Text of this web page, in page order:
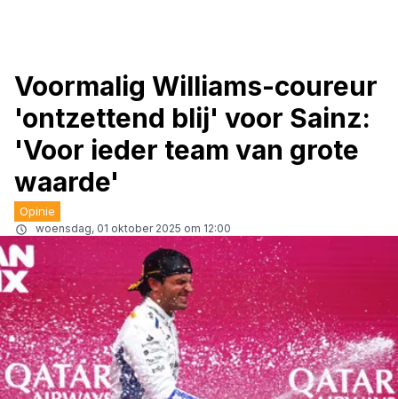
Voormalig Williams-coureur
'ontzettend blij' voor Sainz:
'Voor ieder team van grote
waarde'
Opinie
woensdag, 01 oktober 2025 om 12:00